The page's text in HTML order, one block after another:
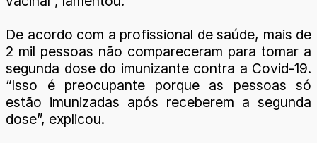
De acordo com a profissional de saúde, mais de
2 mil pessoas não compareceram para tomar a
segunda dose do imunizante contra a Covid-19.
“Isso é preocupante porque as pessoas só
estão imunizadas após receberem a segunda
dose”, explicou.